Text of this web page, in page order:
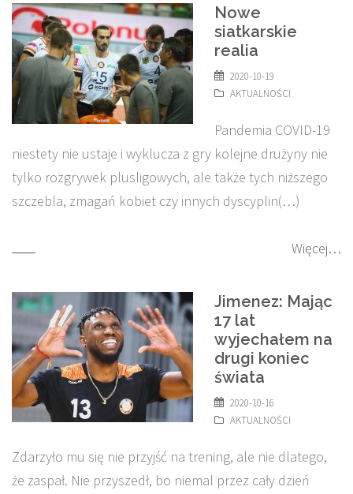
Nowe
siatkarskie
realia
2020-10-19
AKTUALNOŚCI
Pandemia COVID-19
niestety nie ustaje i wyklucza z gry kolejne drużyny nie
tylko rozgrywek plusligowych, ale także tych niższego
szczebla, zmagań kobiet czy innych dyscyplin(…)
Więcej…
Jimenez: Mając
17 lat
wyjechałem na
drugi koniec
świata
2020-10-16
AKTUALNOŚCI
Zdarzyło mu się nie przyjść na trening, ale nie dlatego,
że zaspał. Nie przyszedł, bo niemal przez cały dzień